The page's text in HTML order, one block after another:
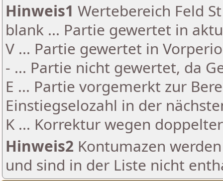
Hinweis1 Wertebereich Feld
blank ... Partie gewertet in
V ... Partie gewertet in
- ... Partie nicht gewertet, da
E ... Partie vorgemerkt zur
Einstiegselozahl in der
K ... Korrektur wegen
Hinweis2 Kontumazen
und sind in der Liste nicht